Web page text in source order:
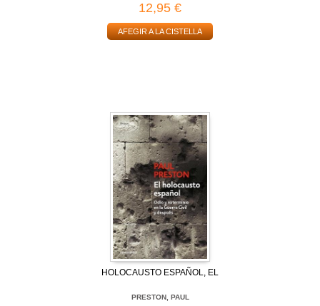
12,95 €
AFEGIR A LA CISTELLA
HOLOCAUSTO ESPAÑOL, EL
PRESTON, PAUL